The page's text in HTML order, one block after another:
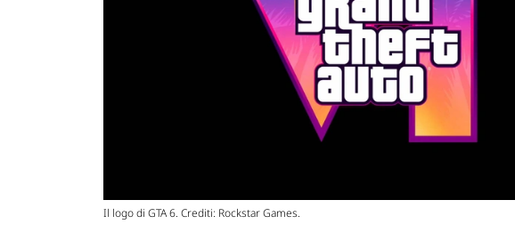
Il logo di GTA 6. Crediti: Rockstar Games.